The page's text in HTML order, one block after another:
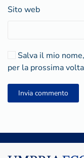
Sito web
Salva il mio
per la prossima
Invia commento